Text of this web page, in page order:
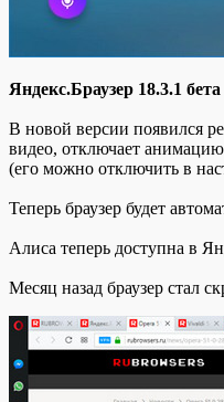
Яндекс.Браузер 18.3.1 бета
В новой версии появился
видео, отключает
(его можно отключить в
Теперь браузер будет
Алиса теперь доступна в
Месяц назад браузер стал